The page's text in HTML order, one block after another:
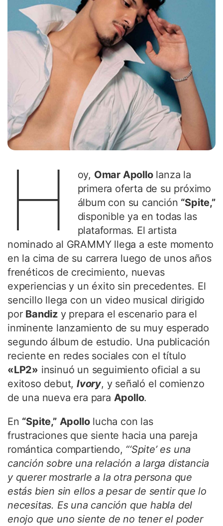
H oy, Omar Apollolanza la
primera oferta de su próximo
álbum con su canción “Spite,”
disponible ya en todas las
plataformas. El artista
nominado al GRAMMY llega a este momento
en la cima de su carrera luego de unos años
frenéticos de crecimiento, nuevas
experiencias y un éxito sin precedentes. El
sencillo llega con un video musical dirigido
por Bandiz y prepara el escenario para el
inminente lanzamiento de su muy esperado
segundo álbum de estudio. Una publicación
reciente en redes sociales con el título
«LP2» insinuó un seguimiento oficial a su
exitoso debut,Ivory, y señaló el comienzo
de una nueva era para Apollo.
En “Spite,” Apollolucha con las
frustraciones que siente hacia una pareja
romántica compartiendo, “‘Spite’ es una
canción sobre una relación a larga distancia
y querer mostrarle a la otra persona que
estás bien sin ellos a pesar de sentir que lo
necesitas. Es una canción que habla del
enojo que uno siente de no tener el poder